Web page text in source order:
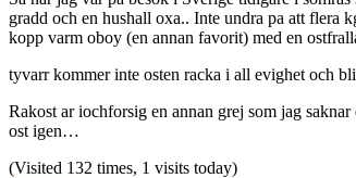
gradd och en hushall oxa.. Inte undra pa att flera
kopp varm oboy (en annan favorit) med en
tyvarr kommer inte osten racka i all evighet och
Rakost ar iochforsig en annan grej som jag
ost igen…
(Visited 132 times, 1 visits today)